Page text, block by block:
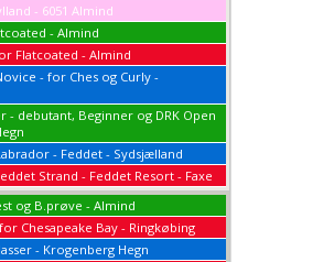
- 6051 Almind
- Almind
Flatcoated - Almind
- for Ches og Curly -
- debutant, Beginner og DRK Open
- Feddet - Sydsjælland
Strand - Feddet Resort - Faxe
og B.prøve - Almind
Chesapeake Bay - Ringkøbing
- Krogenberg Hegn